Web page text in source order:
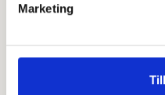
Marketing
Personlig hilsen
Sammen kan vi mindes